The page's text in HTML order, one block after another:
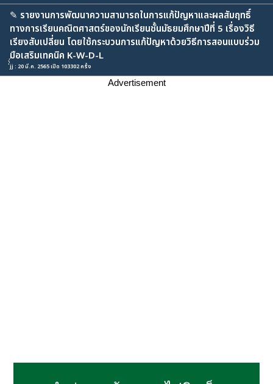
✎ รายงานการพัฒนาความสามารถในการแก้ปัญหาและผลสัมฤทธิ์
ทางการเรียนคณิตศาสตร์ของนักเรียนชั้นมัธยมศึกษาปีที่ 5 เรื่องวิธี
เรียงสับเปลี่ยน โดยใช้กระบวนการแก้ปัญหาด้วยวิธีการสอนแบบร่วม
มือเสริมเทคนิค K-W-D-L
่่่่jj : 20 มี.ค. 2565 เปิด 103302 ครั้ง
Advertisement